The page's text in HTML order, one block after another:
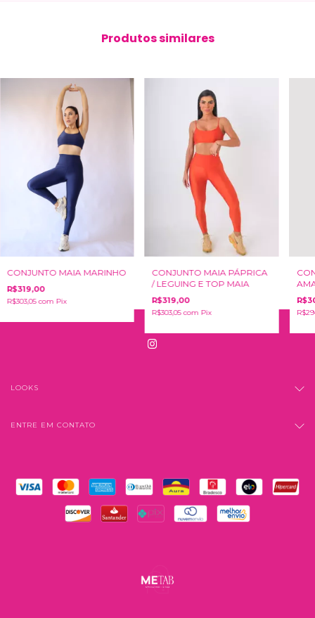
Produtos similares
CONJUNTO MAIA MARINHO
R$319,00
R$303,05com Pix
CONJUNTO MAIA PÁPRICA
/ LEGUING E TOP MAIA
R$319,00
R$303,05com Pix
LOOKS
ENTRE EM CONTATO